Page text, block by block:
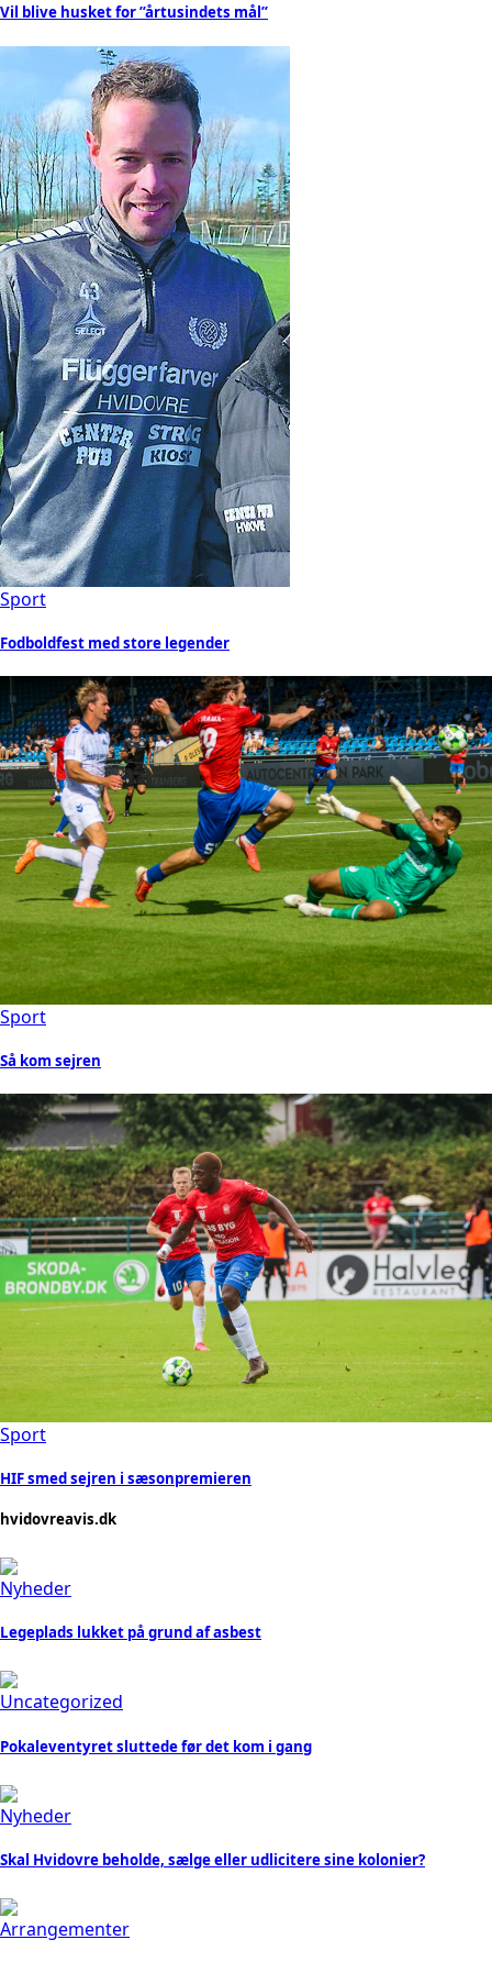
Vil blive husket for ”årtusindets mål”
Sport
Fodboldfest med store legender
Sport
Så kom sejren
Sport
HIF smed sejren i sæsonpremieren
hvidovreavis.dk
Nyheder
Legeplads lukket på grund af asbest
Uncategorized
Pokaleventyret sluttede før det kom i gang
Nyheder
Skal Hvidovre beholde, sælge eller udlicitere sine kolonier?
Arrangementer